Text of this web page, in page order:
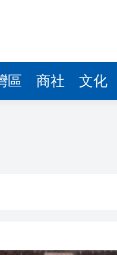
區 商社 文化
判
公職委任